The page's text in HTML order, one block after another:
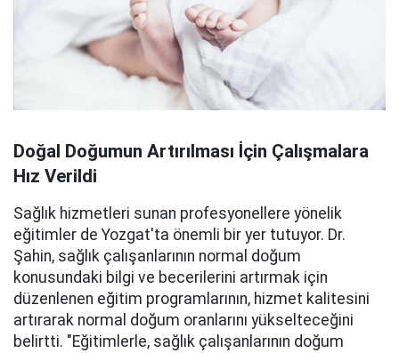
Doğal Doğumun Artırılması İçin Çalışmalara
Hız Verildi
Sağlık hizmetleri sunan profesyonellere yönelik
eğitimler de Yozgat'ta önemli bir yer tutuyor. Dr.
Şahin, sağlık çalışanlarının normal doğum
konusundaki bilgi ve becerilerini artırmak için
düzenlenen eğitim programlarının, hizmet kalitesini
artırarak normal doğum oranlarını yükselteceğini
belirtti. "Eğitimlerle, sağlık çalışanlarının doğum